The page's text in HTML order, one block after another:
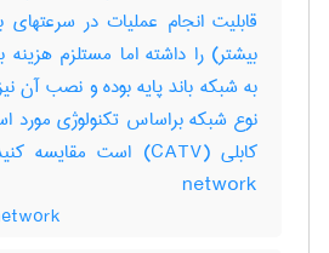
بیشتر) را داشته اما مستلزم
به شبکه باند پایه بوده و نصب آن
نوع شبکه براساس تکنولوژی مورد
network